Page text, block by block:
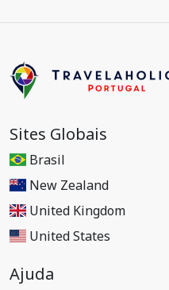
Sites Globais
Brasil
New Zealand
United Kingdom
United States
Ajuda